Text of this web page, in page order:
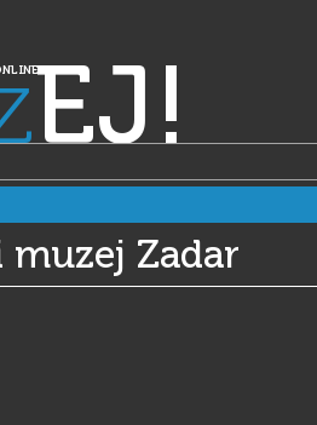
EJ!
Zadar